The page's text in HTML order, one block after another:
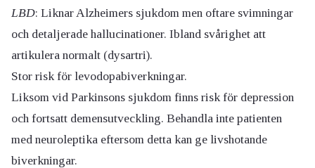
LBD: Liknar Alzheimers sjukdom men oftare svimningar
och detaljerade hallucinationer. Ibland svårighet att
artikulera normalt (dysartri).
Stor risk för levodopabiverkningar.
Liksom vid Parkinsons sjukdom finns risk för depression
och fortsatt demensutveckling. Behandla inte patienten
med neuroleptika eftersom detta kan ge livshotande
biverkningar.